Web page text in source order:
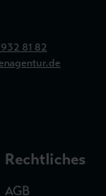
81 82
Rechtliches
AGB